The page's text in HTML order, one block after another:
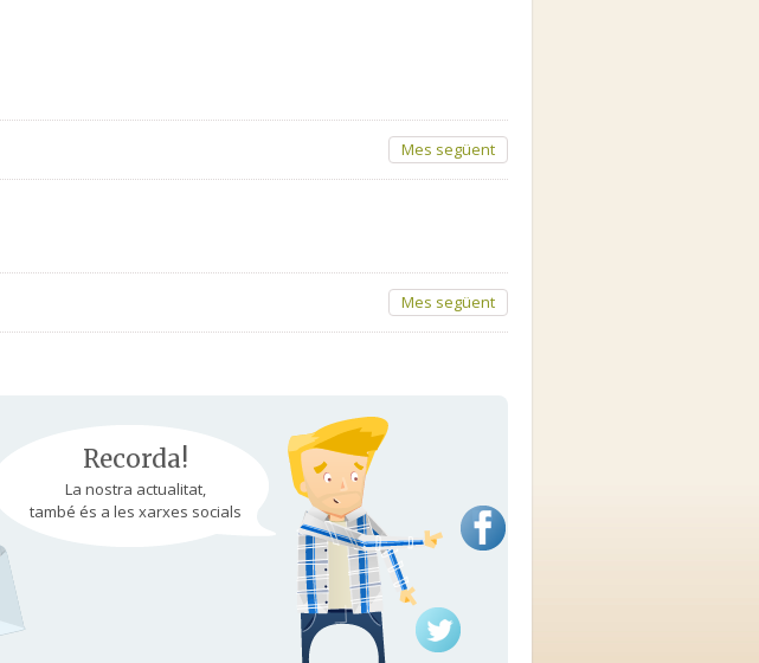
Mes següent
Mes següent
Recorda!
La nostra actualitat,
també és a les xarxes socials